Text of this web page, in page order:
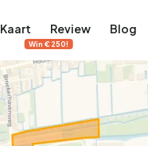
Kaart Review
Win €250!
Blog